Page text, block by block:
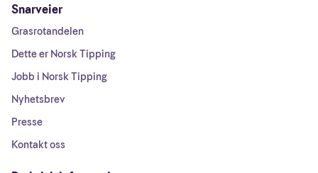
Snarveier
Grasrotandelen
Dette er Norsk Tipping
Jobb i Norsk Tipping
Nyhetsbrev
Presse
Kontakt oss